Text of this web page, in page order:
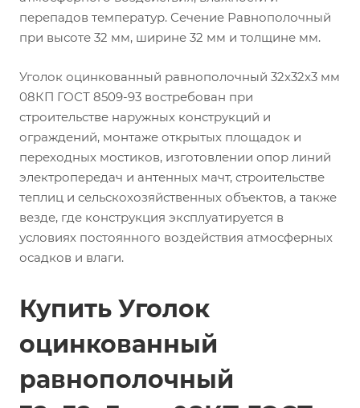
перепадов температур. Сечение Равнополочный
при высоте 32 мм, ширине 32 мм и толщине мм.
Уголок оцинкованный равнополочный 32х32х3 мм
08КП ГОСТ 8509-93 востребован при
строительстве наружных конструкций и
ограждений, монтаже открытых площадок и
переходных мостиков, изготовлении опор линий
электропередач и антенных мачт, строительстве
теплиц и сельскохозяйственных объектов, а также
везде, где конструкция эксплуатируется в
условиях постоянного воздействия атмосферных
осадков и влаги.
Купить Уголок
оцинкованный
равнополочный